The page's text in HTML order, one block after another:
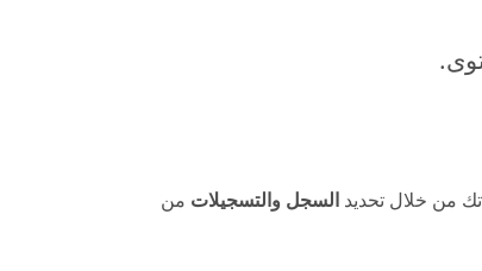
من خلال تحديدالسجل والتسجيلات من